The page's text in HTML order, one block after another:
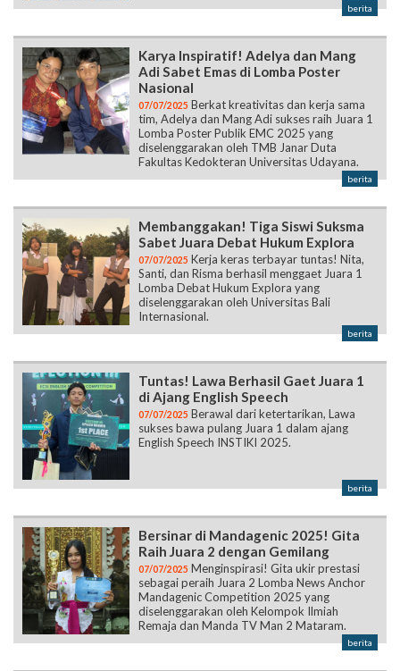
berita
Karya Inspiratif! Adelya dan Mang
Adi Sabet Emas di Lomba Poster
Nasional
07/07/2025 Berkat kreativitas dan kerja sama
tim, Adelya dan Mang Adi sukses raih Juara 1
Lomba Poster Publik EMC 2025 yang
diselenggarakan oleh TMB Janar Duta
Fakultas Kedokteran Universitas Udayana.
berita
Membanggakan! Tiga Siswi Suksma
Sabet Juara Debat Hukum Explora
07/07/2025 Kerja keras terbayar tuntas! Nita,
Santi, dan Risma berhasil menggaet Juara 1
Lomba Debat Hukum Explora yang
diselenggarakan oleh Universitas Bali
Internasional.
berita
Tuntas! Lawa Berhasil Gaet Juara 1
di Ajang English Speech
07/07/2025 Berawal dari ketertarikan, Lawa
sukses bawa pulang Juara 1 dalam ajang
English Speech INSTIKI 2025.
berita
Bersinar di Mandagenic 2025! Gita
Raih Juara 2 dengan Gemilang
07/07/2025 Menginspirasi! Gita ukir prestasi
sebagai peraih Juara 2 Lomba News Anchor
Mandagenic Competition 2025 yang
diselenggarakan oleh Kelompok Ilmiah
Remaja dan Manda TV Man 2 Mataram.
berita